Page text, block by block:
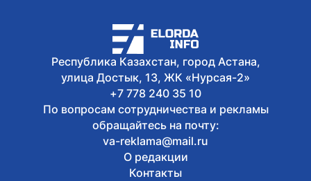
Республика Казахстан, город Астана,
улица Достык, 13, ЖК «Нурсая-2»
+7 778 240 35 10
По вопросам сотрудничества и рекламы
обращайтесь на почту:
va-reklama@mail.ru
О редакции
Контакты